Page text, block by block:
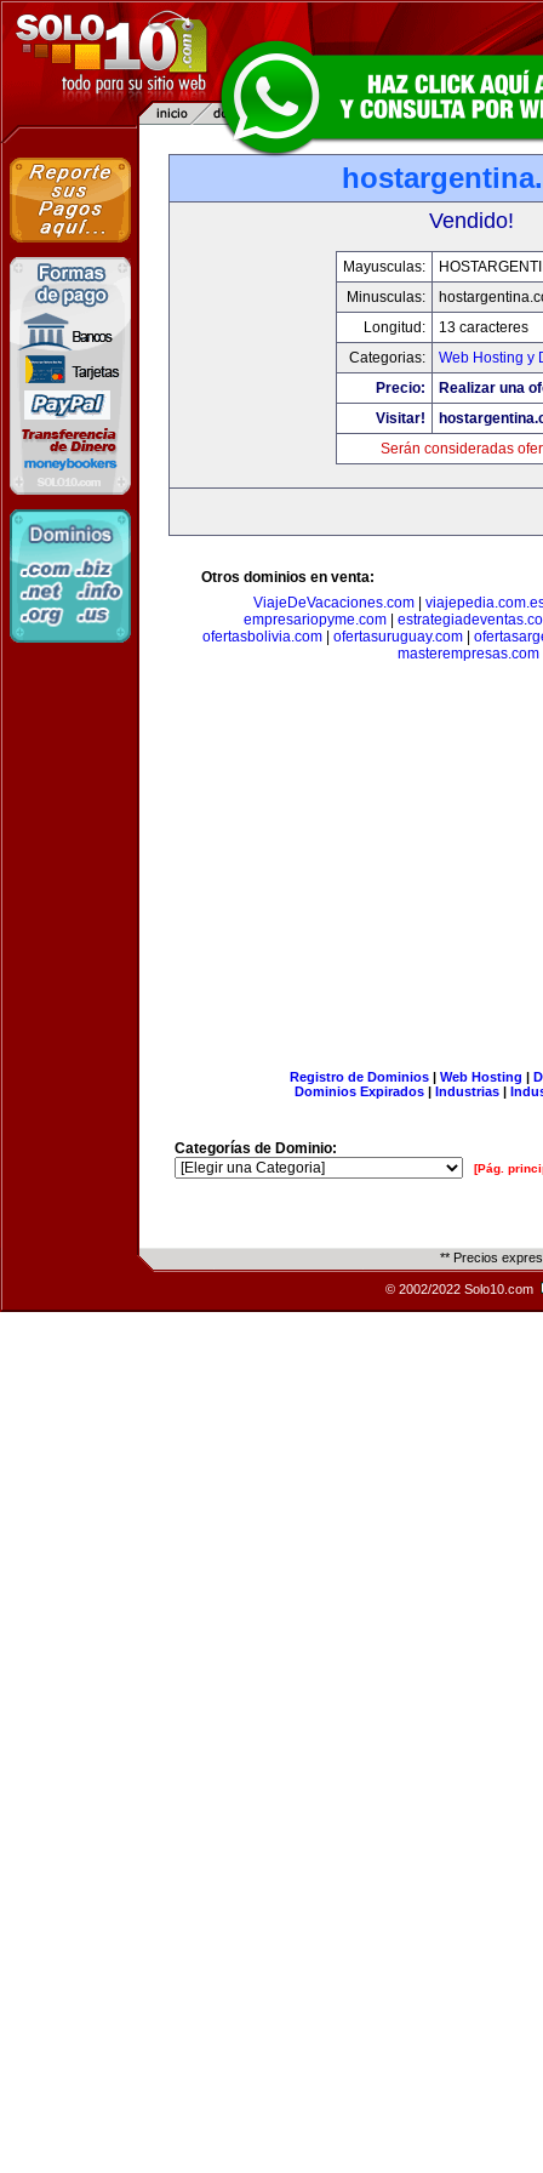
Vendido!
Mayusculas:
Minusculas:
Longitud:
13 caracteres
Categorias:
Web Hosting y
Precio:
Realizar una
Visitar!
Serán consideradas
Otros dominios en venta:
ViajeDeVacaciones.com
empresariopyme.com
ofertasbolivia.com| ofertasuruguay.com|
masterempresas.com
Registro de Dominios| Web Hosting |
Dominios Expirados | Industrias |
Categorías de Dominio:
[Pág.
** Precios
© 2002/2022 Solo10.com